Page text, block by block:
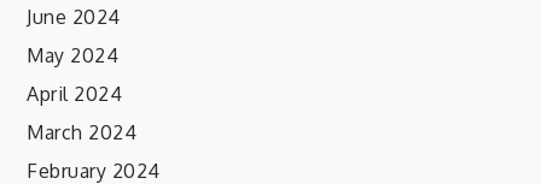
June 2024
May 2024
April 2024
March 2024
February 2024